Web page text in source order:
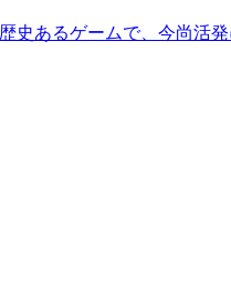
あるゲームで、今尚活